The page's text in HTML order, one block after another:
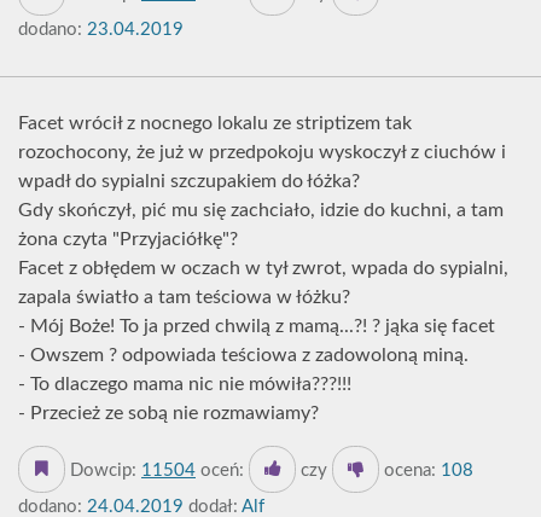
dodano: 23.04.2019
Facet wrócił z nocnego lokalu ze striptizem tak
rozochocony, że już w przedpokoju wyskoczył z ciuchów i
wpadł do sypialni szczupakiem do łóżka?
Gdy skończył, pić mu się zachciało, idzie do kuchni, a tam
żona czyta "Przyjaciółkę"?
Facet z obłędem w oczach w tył zwrot, wpada do sypialni,
zapala światło a tam teściowa w łóżku?
- Mój Boże! To ja przed chwilą z mamą...?! ? jąka się facet
- Owszem ? odpowiada teściowa z zadowoloną miną.
- To dlaczego mama nic nie mówiła???!!!
- Przecież ze sobą nie rozmawiamy?
Dowcip: 11504 oceń: czy ocena: 108
dodano: 24.04.2019 dodał: Alf